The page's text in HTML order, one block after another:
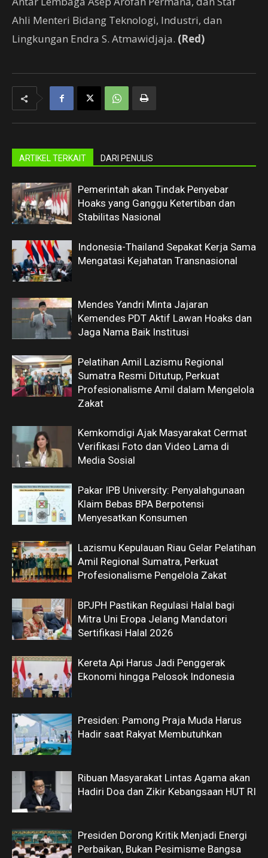
Ahli Menteri Bidang Teknologi, Industri, dan
Lingkungan Endra S. Atmawidjaja. (Red)
ARTIKEL TERKAIT DARI PENULIS
Pemerintah akan Tindak Penyebar
Hoaks yang Ganggu Ketertiban dan
Stabilitas Nasional
Indonesia-Thailand Sepakat Kerja Sama
Mengatasi Kejahatan Transnasional
Mendes Yandri Minta Jajaran
Kemendes PDT Aktif Lawan Hoaks dan
Jaga Nama Baik Institusi
Pelatihan Amil Lazismu Regional
Sumatra Resmi Ditutup, Perkuat
Profesionalisme Amil dalam Mengelola
Zakat
Kemkomdigi Ajak Masyarakat Cermat
Verifikasi Foto dan Video Lama di
Media Sosial
Pakar IPB University: Penyalahgunaan
Klaim Bebas BPA Berpotensi
Menyesatkan Konsumen
Lazismu Kepulauan Riau Gelar Pelatihan
Amil Regional Sumatra, Perkuat
Profesionalisme Pengelola Zakat
BPJPH Pastikan Regulasi Halal bagi
Mitra Uni Eropa Jelang Mandatori
Sertifikasi Halal 2026
Kereta Api Harus Jadi Penggerak
Ekonomi hingga Pelosok Indonesia
Presiden: Pamong Praja Muda Harus
Hadir saat Rakyat Membutuhkan
Ribuan Masyarakat Lintas Agama akan
Hadiri Doa dan Zikir Kebangsaan HUT RI
Presiden Dorong Kritik Menjadi Energi
Perbaikan, Bukan Pesimisme Bangsa